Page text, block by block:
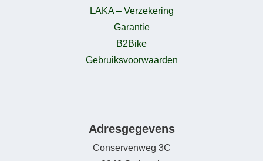
LAKA – Verzekering
Garantie
B2Bike
Gebruiksvoorwaarden
Adresgegevens
Conservenweg 3C